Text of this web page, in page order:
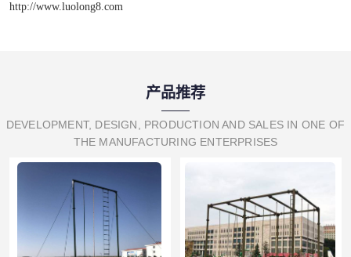
http://www.luolong8.com
产品推荐
DEVELOPMENT, DESIGN, PRODUCTION AND SALES IN ONE OF
THE MANUFACTURING ENTERPRISES